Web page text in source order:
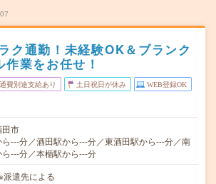
ク通勤！未経験OK＆ブランク
業をお任せ！
費別途支給あり 土日祝日が休み WEB登録OK
田市
---分／酒田駅から---分／東酒田駅から---分／南
ら---分／本楯駅から---分
遣先による